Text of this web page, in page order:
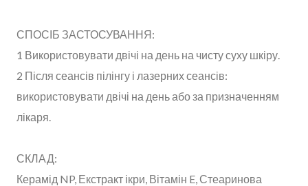
СПОСІБ ЗАСТОСУВАННЯ:
1 Використовувати двічі на день на чисту суху шкіру.
2 Після сеансів пілінгу і лазерних сеансів:
використовувати двічі на день або за призначенням
лікаря.
СКЛАД:
Керамід NP, Екстракт ікри, Вітамін E, Стеаринова